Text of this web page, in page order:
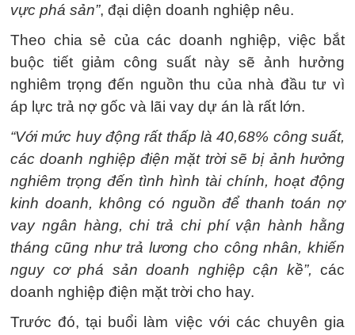
vực phá sản”, đại diện doanh nghiệp nêu.
Theo chia sẻ của các doanh nghiệp, việc bắt
buộc tiết giảm công suất này sẽ ảnh hưởng
nghiêm trọng đến nguồn thu của nhà đầu tư vì
áp lực trả nợ gốc và lãi vay dự án là rất lớn.
“Với mức huy động rất thấp là 40,68% công suất,
các doanh nghiệp điện mặt trời sẽ bị ảnh hưởng
nghiêm trọng đến tình hình tài chính, hoạt động
kinh doanh, không có nguồn để thanh toán nợ
vay ngân hàng, chi trả chi phí vận hành hằng
tháng cũng như trả lương cho công nhân, khiến
nguy cơ phá sản doanh nghiệp cận kề”, các
doanh nghiệp điện mặt trời cho hay.
Trước đó, tại buổi làm việc với các chuyên gia